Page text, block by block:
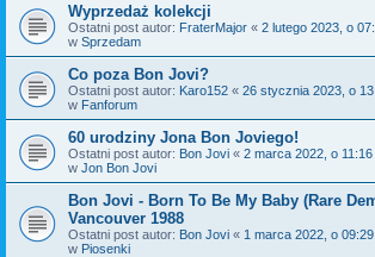
Wyprzedaż kolekcji
Ostatni post autor: FraterMajor « 2 lutego 2023, o
w Sprzedam
Co poza Bon Jovi?
Ostatni post autor: Karo152 « 26 stycznia 2023, o
w Fanforum
60 urodziny Jona Bon Joviego!
Ostatni post autor: Bon Jovi « 2 marca 2022, o 11:16
w Jon Bon Jovi
Bon Jovi - Born To Be My Baby (Rare
Vancouver 1988
Ostatni post autor: Bon Jovi « 1 marca 2022, o 09:29
w Piosenki